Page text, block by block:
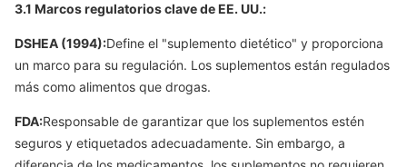
3.1 Marcos regulatorios clave de EE. UU.:
DSHEA (1994):Define el "suplemento dietético" y proporciona
un marco para su regulación. Los suplementos están regulados
más como alimentos que drogas.
FDA:Responsable de garantizar que los suplementos estén
seguros y etiquetados adecuadamente. Sin embargo, a